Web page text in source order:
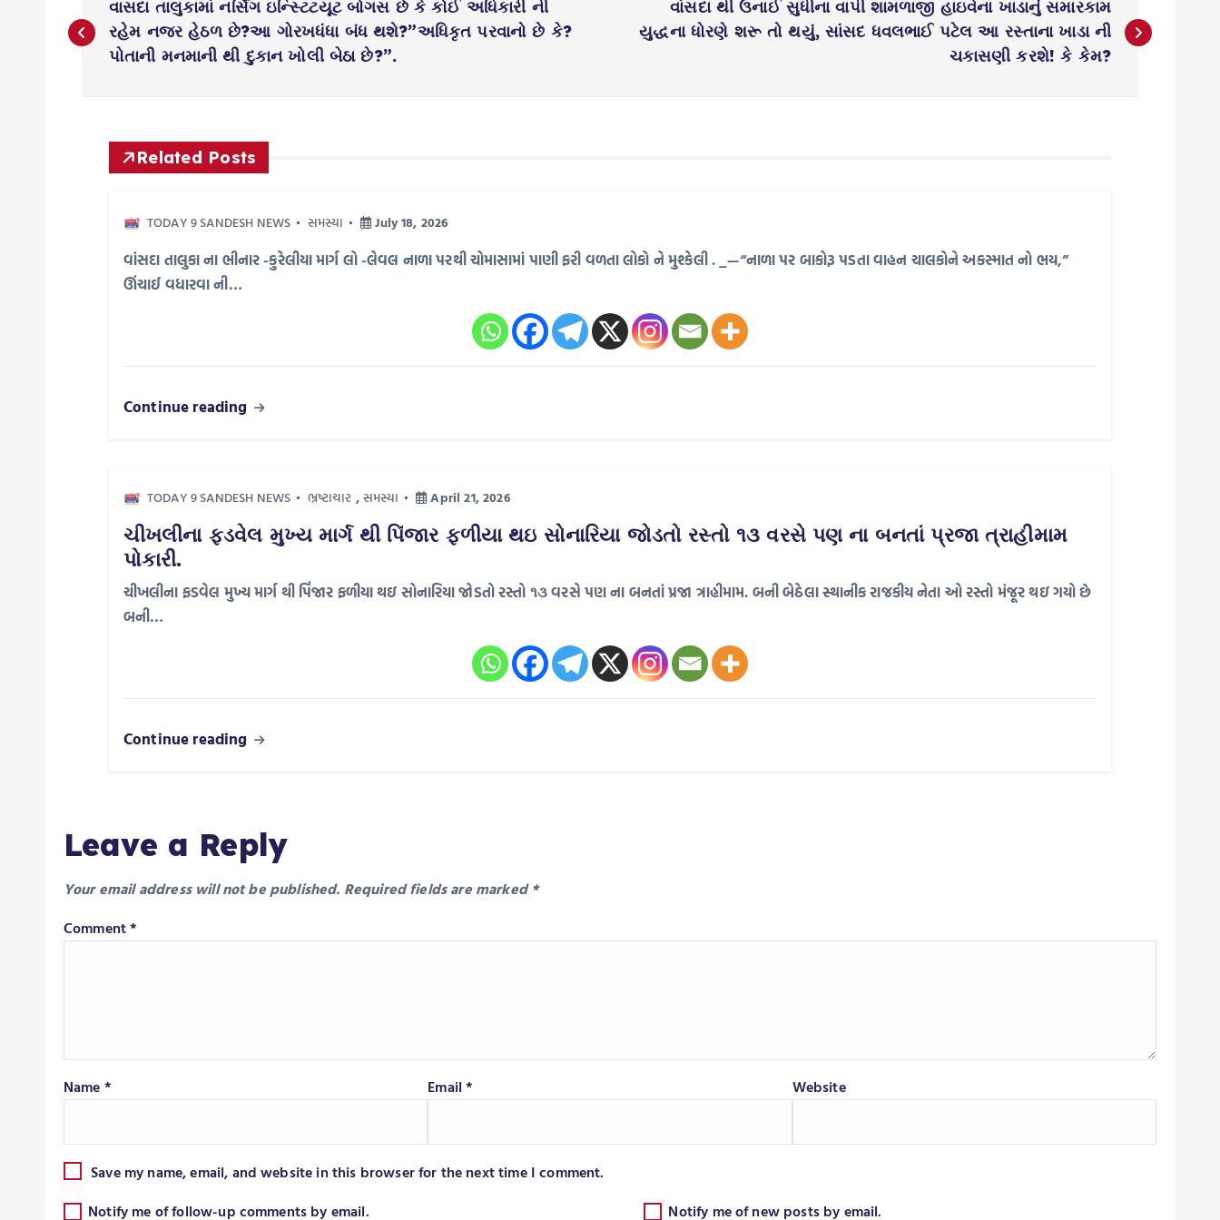
o
વાસદા તાલુકામાં નર્સિંગ ઇન્સ્ટિટયૂટ બોગસ છે કે કોઈ અધિકારી ની
રહેમ નજર હેઠળ છે?આ ગોરખધંધા બંધ થશે?”અધિકૃત પરવાનો છે કે?
પોતાની મનમાની થી દુકાન ખોલી બેઠા છે?”.
વાંસદા થી ઉનાઈ સુધીના વાપી શામળાજી હાઇવેના ખાડાનું સમારકામ
યુદ્ધના ધોરણે શરૂ તો થયું, સાંસદ ધવલભાઈ પટેલ આ રસ્તાના ખાડા ની
ચકાસણી કરશે! કે કેમ?
Related Posts
TODAY 9 SANDESH NEWS સમસ્યા July 18, 2026
વાંસદા તાલુકા ના ભીનાર -કુરેલીયા માર્ગ લો -લેવલ‌ નાળા પરથી ચોમાસામાં પાણી ફરી વળતા લોકો ને મુશ્કેલી . _—“નાળા પર બાકોરૂ પડતા વાહન ચાલકોને અકસ્માત નો ભય,”
ઊંચાઈ વધારવા ની…
Continue reading
TODAY 9 SANDESH NEWS ભ્રષ્ટાચાર ,સમસ્યા April 21, 2026
ચીખલીના ફડવેલ મુખ્ય માર્ગ થી પિંજાર ફળીયા થઇ સોનારિયા જોડતો રસ્તો ૧૩ વરસે પણ ના બનતાં પ્રજા ત્રાહીમામ
પોકારી.
ચીખલીના ફડવેલ મુખ્ય માર્ગ થી પિંજાર ફળીયા થઇ સોનારિયા જોડતો રસ્તો ૧૩ વરસે પણ ના બનતાં પ્રજા ત્રાહીમામ. બની બેઠેલા સ્થાનીક રાજકીય નેતા ઓ રસ્તો મંજૂર થઇ ગયો છે
બની…
Continue reading
Leave a Reply
Your email address will not be published. Required fields are marked*
Comment*
Name * Email* Website
Save my name, email, and website in this browser for the next time I comment.
Notify me of follow-up comments by email.
Notify me of new posts by email.